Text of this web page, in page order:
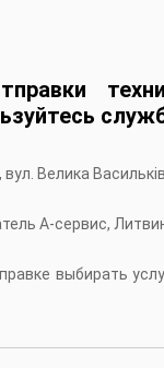
вул. Велика
А-сервис,
выбирать